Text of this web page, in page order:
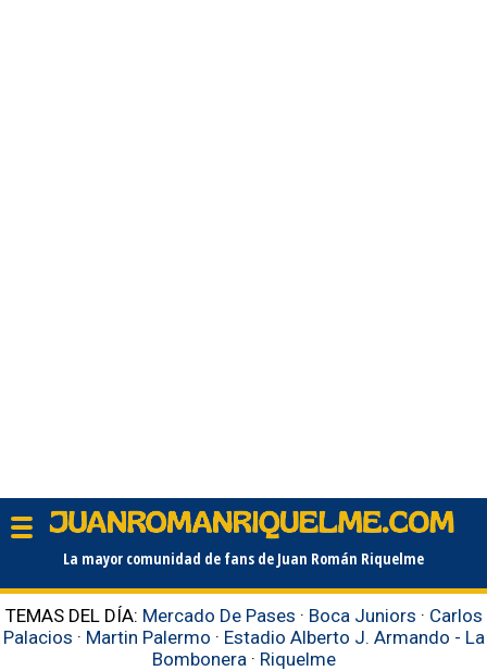
La mayor comunidad de fans de Juan Román Riquelme
TEMAS DEL DÍA: Mercado De Pases · Boca Juniors · Carlos
Palacios · Martin Palermo · Estadio Alberto J. Armando - La
Bombonera · Riquelme